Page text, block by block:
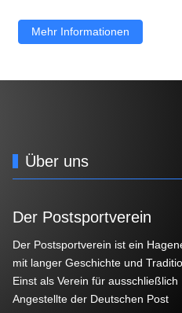
Mehr Informationen
Über uns
Der Postsportverein
Der Postsportverein ist ein
mit langer Geschichte und
Einst als Verein für ausschließlich
Angestellte der Deutschen Post